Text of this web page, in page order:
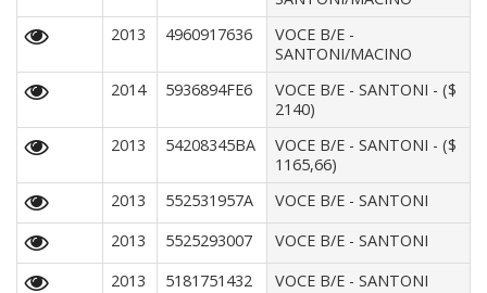
2013
4960917636
VOCE B/E -
SANTONI/MACINO
2014
5936894FE6
VOCE B/E - SANTONI - ($
2140)
2013
54208345BA
VOCE B/E - SANTONI - ($
1165,66)
2013
552531957A
VOCE B/E - SANTONI
2013
5525293007
VOCE B/E - SANTONI
2013
5181751432
VOCE B/E - SANTONI